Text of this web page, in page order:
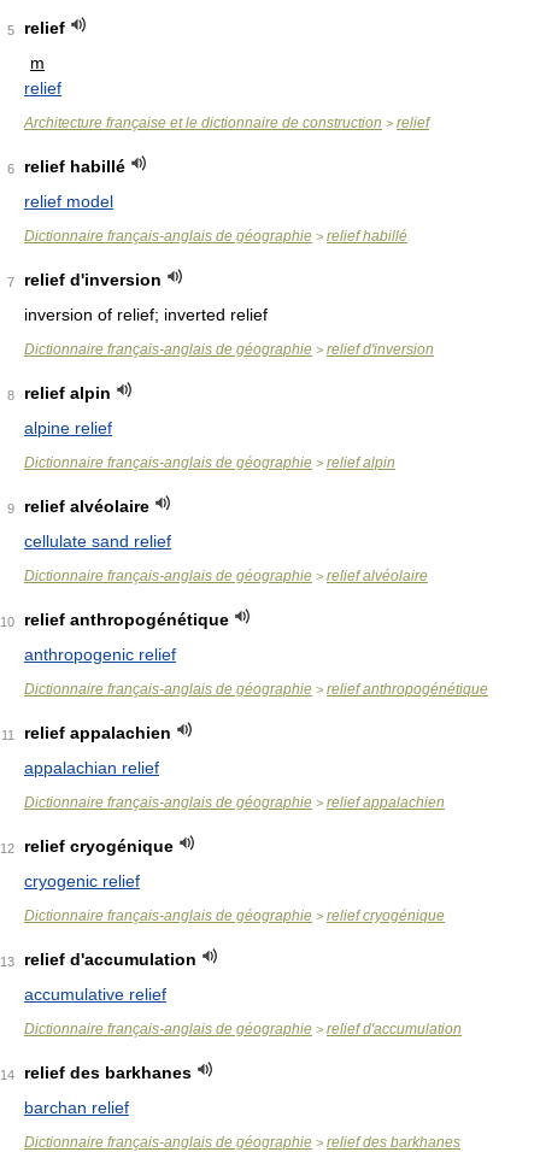
5
relief
m
relief
Architecture française et le dictionnaire de construction > relief
6
relief habillé
relief model
Dictionnaire français-anglais de géographie > relief habillé
7
relief d'inversion
inversion of relief; inverted relief
Dictionnaire français-anglais de géographie > relief d'inversion
8
relief alpin
alpine relief
Dictionnaire français-anglais de géographie > relief alpin
9
relief alvéolaire
cellulate sand relief
Dictionnaire français-anglais de géographie > relief alvéolaire
10
relief anthropogénétique
anthropogenic relief
Dictionnaire français-anglais de géographie > relief anthropogénétique
11
relief appalachien
appalachian relief
Dictionnaire français-anglais de géographie > relief appalachien
12
relief cryogénique
cryogenic relief
Dictionnaire français-anglais de géographie > relief cryogénique
13
relief d'accumulation
accumulative relief
Dictionnaire français-anglais de géographie > relief d'accumulation
14
relief des barkhanes
barchan relief
Dictionnaire français-anglais de géographie > relief des barkhanes